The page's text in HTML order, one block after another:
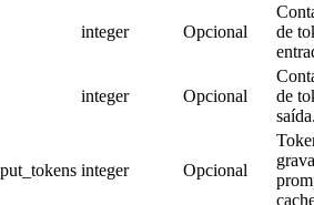
integer Opcional
de
integer Opcional
de
integer Opcional